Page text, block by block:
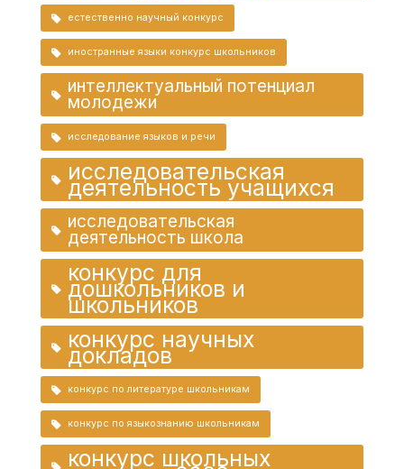
естественно научный конкурс
иностранные языки конкурс школьников
интеллектуальный потенциал
молодежи
исследование языков и речи
исследовательская
деятельность учащихся
исследовательская
деятельность школа
конкурс для
дошкольников и
школьников
конкурс научных
докладов
конкурс по литературе школьникам
конкурс по языкознанию школьникам
конкурс школьных